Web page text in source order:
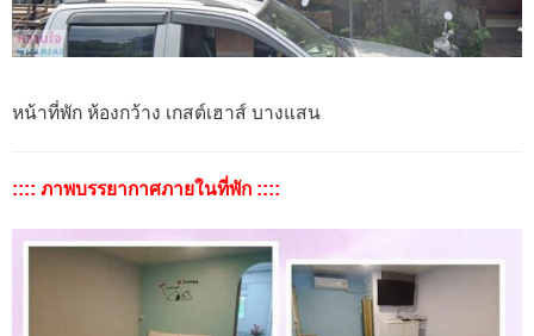
หน้าที่พัก ห้องกว้าง เกสต์เฮาส์ บางแสน
:::: ภาพบรรยากาศภายในที่พัก ::::